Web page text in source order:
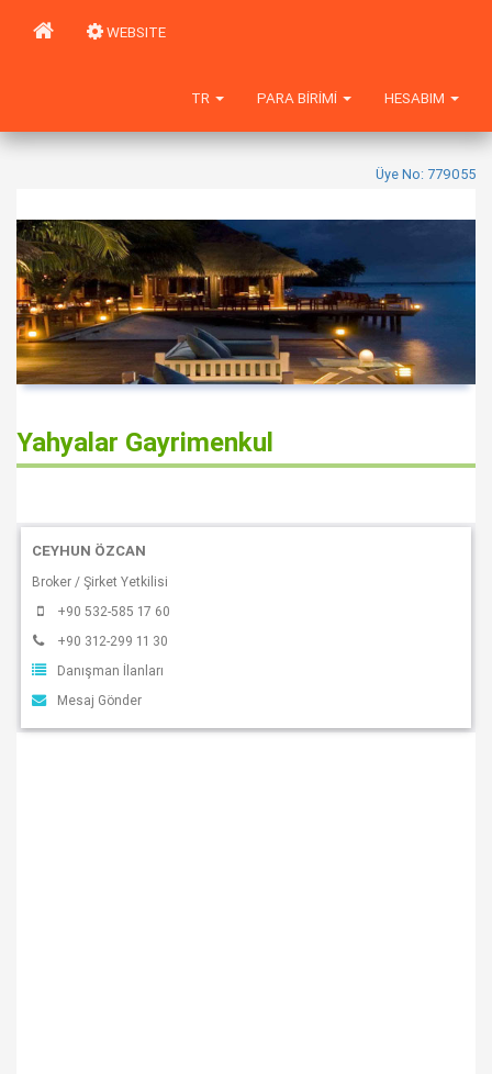
WEBSITE
HESABIM
PARA BIRIMI
TR
Üye No: 779055
Yahyalar Gayrimenkul
CEYHUN ÖZCAN
Broker / Şirket Yetkilisi
+90 532-585 17 60
+90 312-299 11 30
Danışman İlanları
Mesaj Gönder